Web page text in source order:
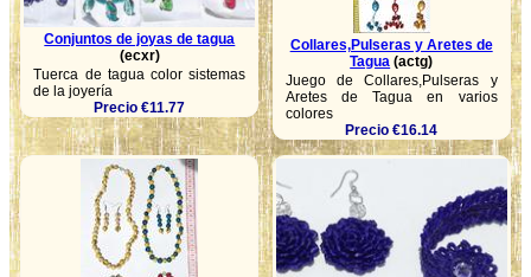
Conjuntos de joyas de tagua
(ecxr)
Tuerca de tagua color sistemas
de la joyería
Precio €11.77
Collares,Pulseras y Aretes de
Tagua (actg)
Juego de Collares,Pulseras y
Aretes de Tagua en varios
colores
Precio €16.14